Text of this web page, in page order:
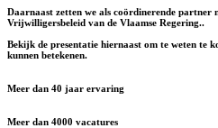
Daarnaast zetten we als coördinerende partner
Vrijwilligersbeleid van de Vlaamse Regering..
Bekijk de presentatie hiernaast om te weten te
kunnen betekenen.
Meer dan 40 jaar ervaring
Meer dan 4000 vacatures